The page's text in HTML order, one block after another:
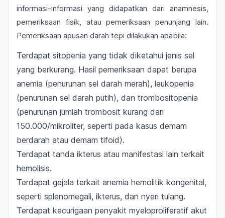
informasi-informasi yang didapatkan dari anamnesis,
pemeriksaan fisik, atau pemeriksaan penunjang lain.
Pemeriksaan apusan darah tepi dilakukan apabila:
Terdapat sitopenia yang tidak diketahui jenis sel
yang berkurang. Hasil pemeriksaan dapat berupa
anemia (penurunan sel darah merah), leukopenia
(penurunan sel darah putih), dan trombositopenia
(penurunan jumlah trombosit kurang dari
150.000/mikroliter, seperti pada kasus demam
berdarah atau demam tifoid).
Terdapat tanda ikterus atau manifestasi lain terkait
hemolisis.
Terdapat gejala terkait anemia hemolitik kongenital,
seperti splenomegali, ikterus, dan nyeri tulang.
Terdapat kecurigaan penyakit myeloproliferatif akut